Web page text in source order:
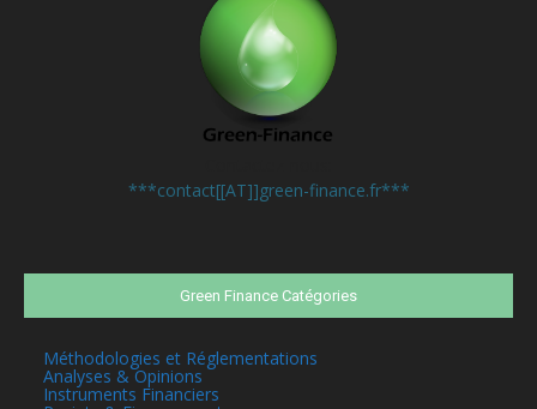
***contact[[AT]]green-finance.fr***
Green Finance Catégories
Méthodologies et Réglementations
Analyses & Opinions
Instruments Financiers